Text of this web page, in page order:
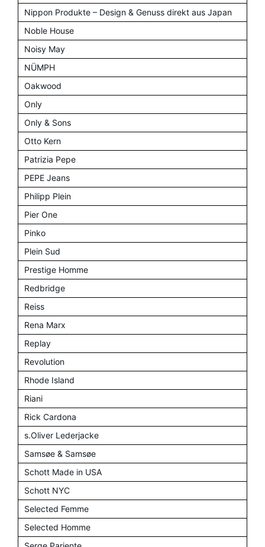
Nippon Produkte – Design & Genuss direkt aus Japan
Noble House
Noisy May
NÜMPH
Oakwood
Only
Only & Sons
Otto Kern
Patrizia Pepe
PEPE Jeans
Philipp Plein
Pier One
Pinko
Plein Sud
Prestige Homme
Redbridge
Reiss
Rena Marx
Replay
Revolution
Rhode Island
Riani
Rick Cardona
s.Oliver Lederjacke
Samsøe & Samsøe
Schott Made in USA
Schott NYC
Selected Femme
Selected Homme